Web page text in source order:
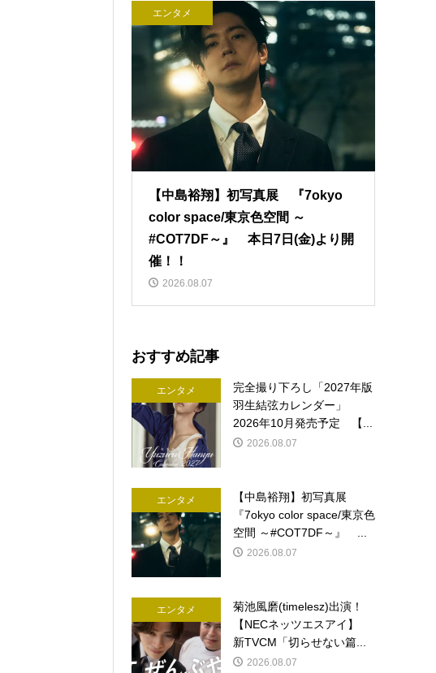
エンタメ
【中島裕翔】初写真展 『7okyo
color space/東京色空間 ～
#COT7DF～』 本日7日(金)より開
催！！
2026.08.07
おすすめ記事
エンタメ
完全撮り下ろし「2027年版
羽生結弦カレンダー」
2026年10月発売予定 【...
2026.08.07
エンタメ
【中島裕翔】初写真展
『7okyo color space/東京色
空間 ～#COT7DF～』 ...
2026.08.07
エンタメ
菊池風磨(timelesz)出演！
【NECネッツエスアイ】
新TVCM「切らせない篇...
2026.08.07